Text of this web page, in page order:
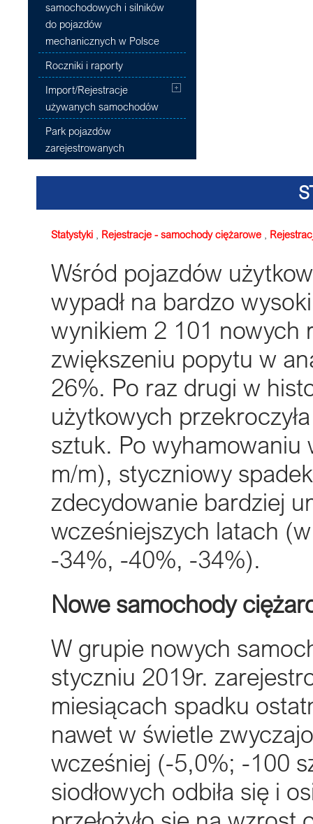
samochodowych i silników
do pojazdów
mechanicznych w Polsce
Roczniki i raporty
Import/Rejestracje
używanych samochodów
Park pojazdów
zarejestrowanych
Statystyki Rejestracje - samochody ciężarowe
Wśród pojazdów
wypadł na bardzo
wynikiem 2 101 nowych
zwiększeniu popytu w
26%. Po raz drugi w
użytkowych
sztuk. Po
m/m), styczniowy
zdecydowanie bardziej
wcześniejszych latach
-34%, -40%, -34%).
Nowe samochody
W grupie nowych
styczniu 2019r.
miesiącach spadku
nawet w świetle
wcześniej (-5,0%; -100
siodłowych odbiła się i